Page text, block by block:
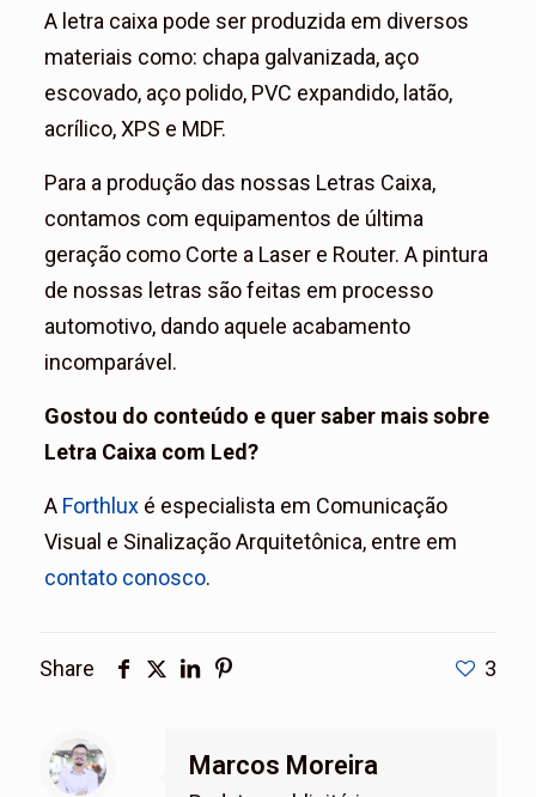
A letra caixa pode ser produzida em diversos
materiais como: chapa galvanizada, aço
escovado, aço polido, PVC expandido, latão,
acrílico, XPS e MDF.
Para a produção das nossas Letras Caixa,
contamos com equipamentos de última
geração como Corte a Laser e Router. A pintura
de nossas letras são feitas em processo
automotivo, dando aquele acabamento
incomparável.
Gostou do conteúdo e quer saber mais sobre
Letra Caixa com Led?
A Forthluxé especialista em Comunicação
Visual e Sinalização Arquitetônica, entre em
contato conosco.
Share 3
Marcos Moreira